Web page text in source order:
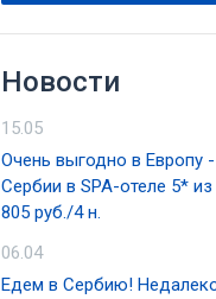
Уфа
Новости
15.05
Очень выгодно в Европу
Сербии в SPA-отеле 5*
805 руб./4 н.
06.04
Едем в Сербию!